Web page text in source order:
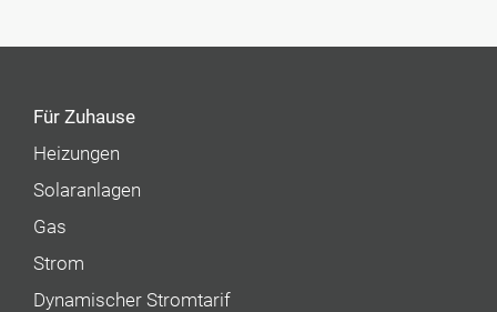
Für Zuhause
Heizungen
Solaranlagen
Gas
Strom
Dynamischer Stromtarif